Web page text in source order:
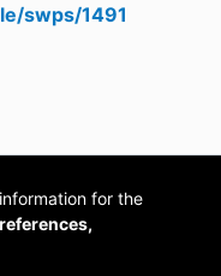
swps/1491
for the